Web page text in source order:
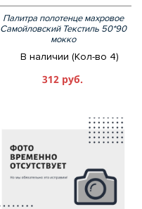
Палитра полотенце махровое
Самойловский Текстиль 50*90
мокко
В наличии (Кол-во 4)
312 руб.